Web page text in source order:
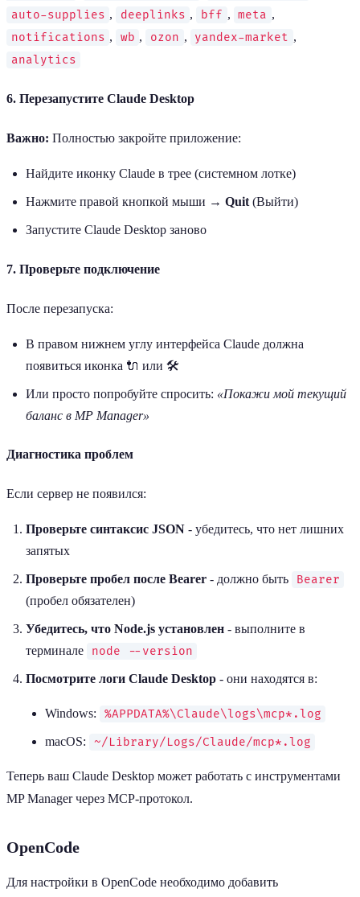
auto-supplies , deeplinks , bff , meta ,
notifications , wb , ozon , yandex-market ,
analytics
6. Перезапустите Claude Desktop
Важно: Полностью закройте приложение:
Найдите иконку Claude в трее (системном лотке)
Нажмите правой кнопкой мыши → Quit (Выйти)
Запустите Claude Desktop заново
7. Проверьте подключение
После перезапуска:
В правом нижнем углу интерфейса Claude должна
появиться иконка 🔌 или 🛠️
Или просто попробуйте спросить: «Покажи мой текущий
баланс в MP Manager»
Диагностика проблем
Если сервер не появился:
Проверьте синтаксис JSON - убедитесь, что нет лишних
запятых
Проверьте пробел после Bearer - должно быть
Bearer
(пробел обязателен)
Убедитесь, что Node.js установлен - выполните в
терминале
node --version
Посмотрите логи Claude Desktop - они находятся в:
Windows:
%APPDATA%\Claude\logs\mcp*.log
macOS:
~/Library/Logs/Claude/mcp*.log
Теперь ваш Claude Desktop может работать с инструментами
MP Manager через MCP-протокол.
OpenCode
Для настройки в OpenCode необходимо добавить